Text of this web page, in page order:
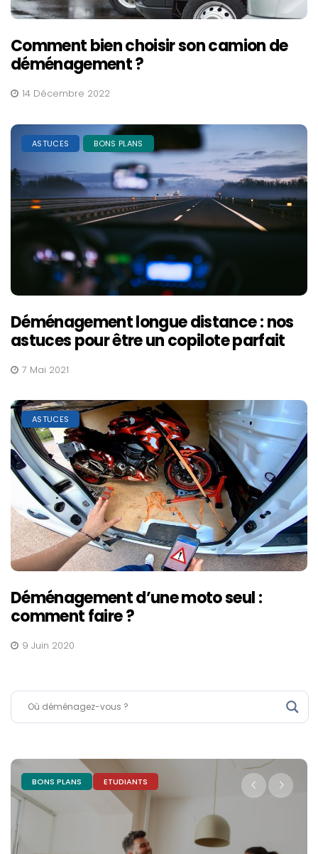
Comment bien choisir son camion de
déménagement ?
14 Décembre 2022
ASTUCES BONS PLANS
Déménagement longue distance : nos
astuces pour être un copilote parfait
7 Mai 2021
ASTUCES
Déménagement d’une moto seul :
comment faire ?
9 Juin 2020
ASTUCES BONS PLANS